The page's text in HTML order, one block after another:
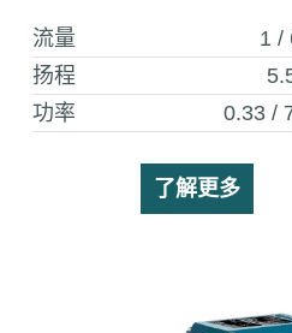
流量 1 /
扬程
功率
0.33 /
了解更多